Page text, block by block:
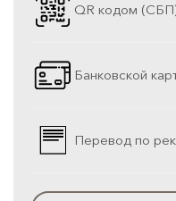
QR кодом
Банковской
Перевод по